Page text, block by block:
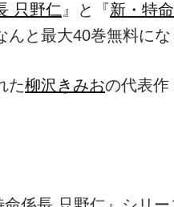
只野仁 』と『新・特
と最大40巻無料にな
た柳沢きみおの代表作